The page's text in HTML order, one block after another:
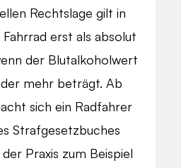
Rechtslage gilt in
erst als absolut
der Blutalkoholwert
mehr beträgt. Ab
sich ein Radfahrer
Strafgesetzbuches
Praxis zum Beispiel